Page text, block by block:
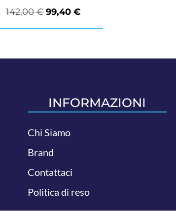
142,00€ 99,40 €
INFORMAZIONI
Chi Siamo
Brand
Contattaci
Politica di reso